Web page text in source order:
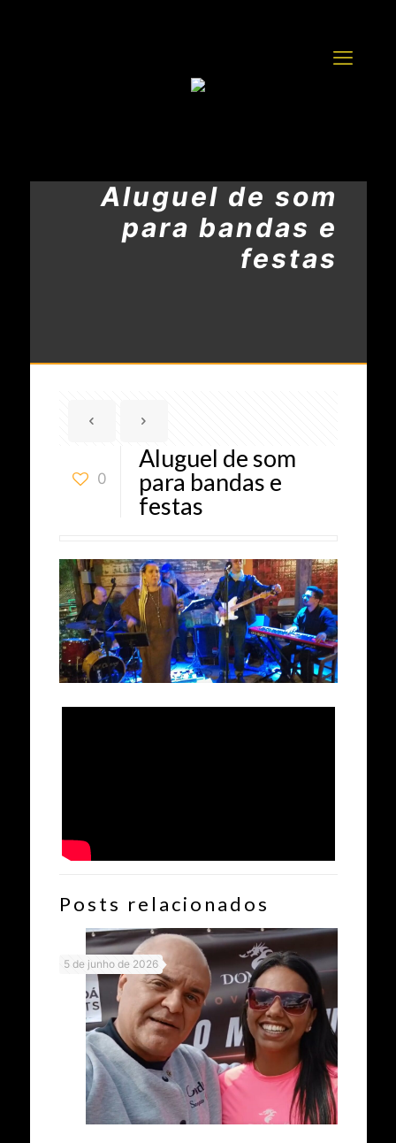
Aluguel de som
para bandas e
festas
0
Aluguel de som
para bandas e
festas
Posts relacionados
5 de junho de 2026